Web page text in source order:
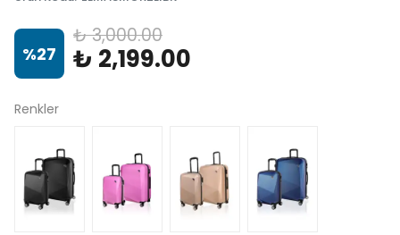
%27
₺ 3,000.00
₺ 2,199.00
Renkler